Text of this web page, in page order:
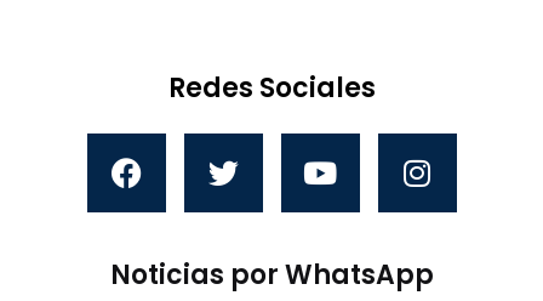
Redes Sociales
Noticias por WhatsApp